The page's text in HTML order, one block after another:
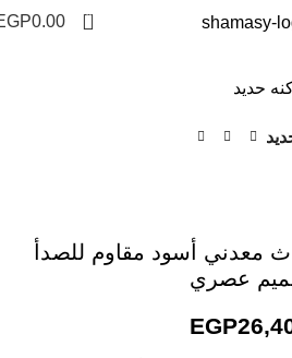
0
0.00
معدني أسود مقاوم للصدأ
EGP